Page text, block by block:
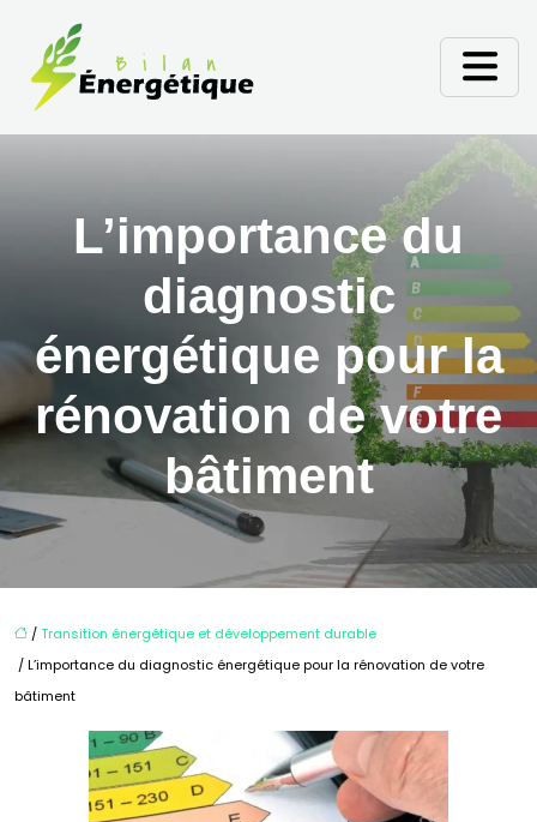
L’importance du
diagnostic
énergétique pour la
rénovation de votre
bâtiment
/Transition énergétique et développement durable
/ L’importance du diagnostic énergétique pour la rénovation de votre
bâtiment